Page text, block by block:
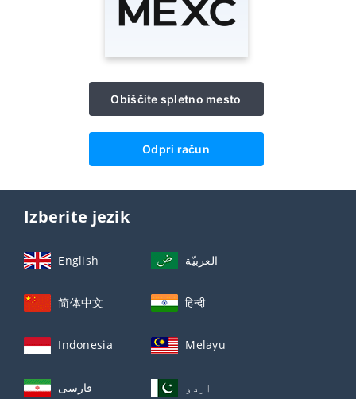
Obiščite spletno mesto
Odpri račun
Izberite jezik
English العربيّة
简体中文 हिन्दी
Indonesia Melayu
فارسی اردو